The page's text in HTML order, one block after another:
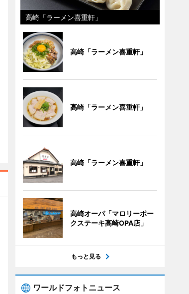
高崎「ラーメン喜重軒」
高崎「ラーメン喜重軒」
高崎「ラーメン喜重軒」
高崎「ラーメン喜重軒」
高崎オーパ「マロリーポー
クステーキ高崎OPA店」
もっと見る
ワールドフォトニュース